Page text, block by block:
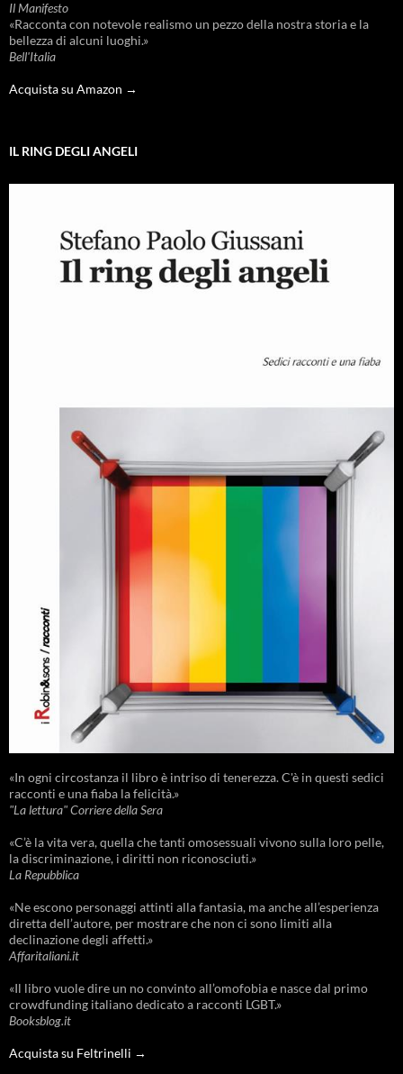
Il Manifesto
«Racconta con notevole realismo un pezzo della nostra storia e la
bellezza di alcuni luoghi.»
Bell'Italia
Acquista su Amazon →
IL RING DEGLI ANGELI
«In ogni circostanza il libro è intriso di tenerezza. C'è in questi sedici
racconti e una fiaba la felicità.»
"La lettura" Corriere della Sera
«C’è la vita vera, quella che tanti omosessuali vivono sulla loro pelle,
la discriminazione, i diritti non riconosciuti.»
La Repubblica
«Ne escono personaggi attinti alla fantasia, ma anche all’esperienza
diretta dell’autore, per mostrare che non ci sono limiti alla
declinazione degli affetti.»
Affaritaliani.it
«Il libro vuole dire un no convinto all’omofobia e nasce dal primo
crowdfunding italiano dedicato a racconti LGBT.»
Booksblog.it
Acquista su Feltrinelli →